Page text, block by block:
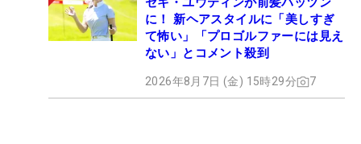
に！ 新ヘアスタイルに「美しすぎ
て怖い」「プロゴルファーには見え
ない」とコメント殺到
2026年8月7日 (金) 15時29分 7